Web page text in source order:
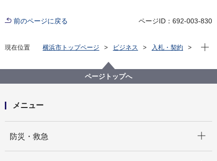
前のページに戻る ページID：692-003-830
現在位置 横浜市トップページ ビジネス
入札・契約
【公募型プロポーザル】令和７年度GRC推進体制アド
バイザリー委託
現在
ページトップへ
メニュー
防災・救急